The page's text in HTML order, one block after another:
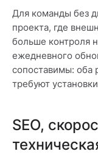
Для команды без
проекта, где
больше контроля
ежедневного
сопоставимы: оба
требуют
SEO,